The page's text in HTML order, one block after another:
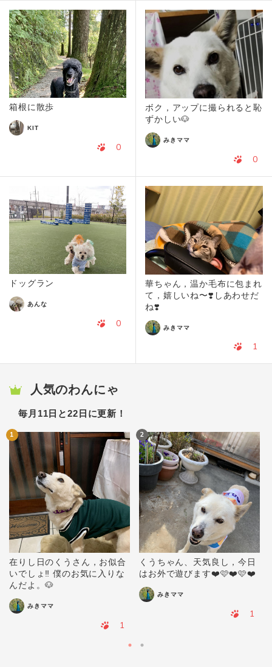
箱根に散歩
KIT
0
ボク，アップに撮られると恥
ずかしい🐶
みきママ
0
ドッグラン
あんな
0
華ちゃん，温か毛布に包まれ
て，嬉しいね〜❣️しあわせだ
ね❣️
みきママ
1
人気のわんにゃ
毎月11日と22日に更新！
1
在りし日のくうさん，お似合
いでしょ‼️ 僕のお気に入りな
んだよ。🐶
みきママ
1
2
くうちゃん、天気良し，今日
はお外で遊びます❤️🩷❤️🩷❤️
みきママ
1